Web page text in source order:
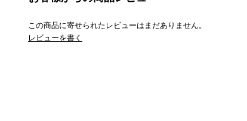
この商品に寄せられたレビューはまだありません。
レビューを書く